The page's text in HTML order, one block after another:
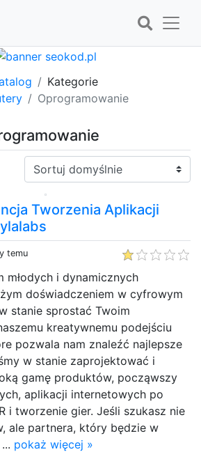
Kategorie
Oprogramowanie
Sortuj:
Tworzenia Aplikacji
temu
młodych i dynamicznych
doświadczeniem w cyfrowym
stanie sprostać Twoim
kreatywnemu podejściu
pozwala nam znaleźć najlepsze
w stanie zaprojektować i
gamę produktów, począwszy
aplikacji internetowych po
i tworzenie gier. Jeśli szukasz nie
ale partnera, który będzie w
pokaż więcej »